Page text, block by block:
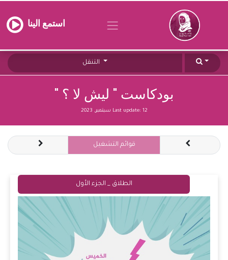
استمع الينا
بودكاست " ليش لا ؟ "
Last update: 12 سبتمبر, 2023
قوائم التشغيل
الطلاق _ الجزء الأول